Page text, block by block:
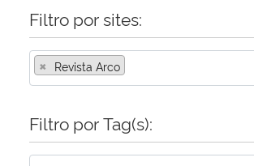
Controladoria-Geral da União
Ministério da Mulher, da Família e dos Direitos Humanos
Secretaria de Governo
Filtro por sites:
× Revista Arco
Filtro por Tag(s):